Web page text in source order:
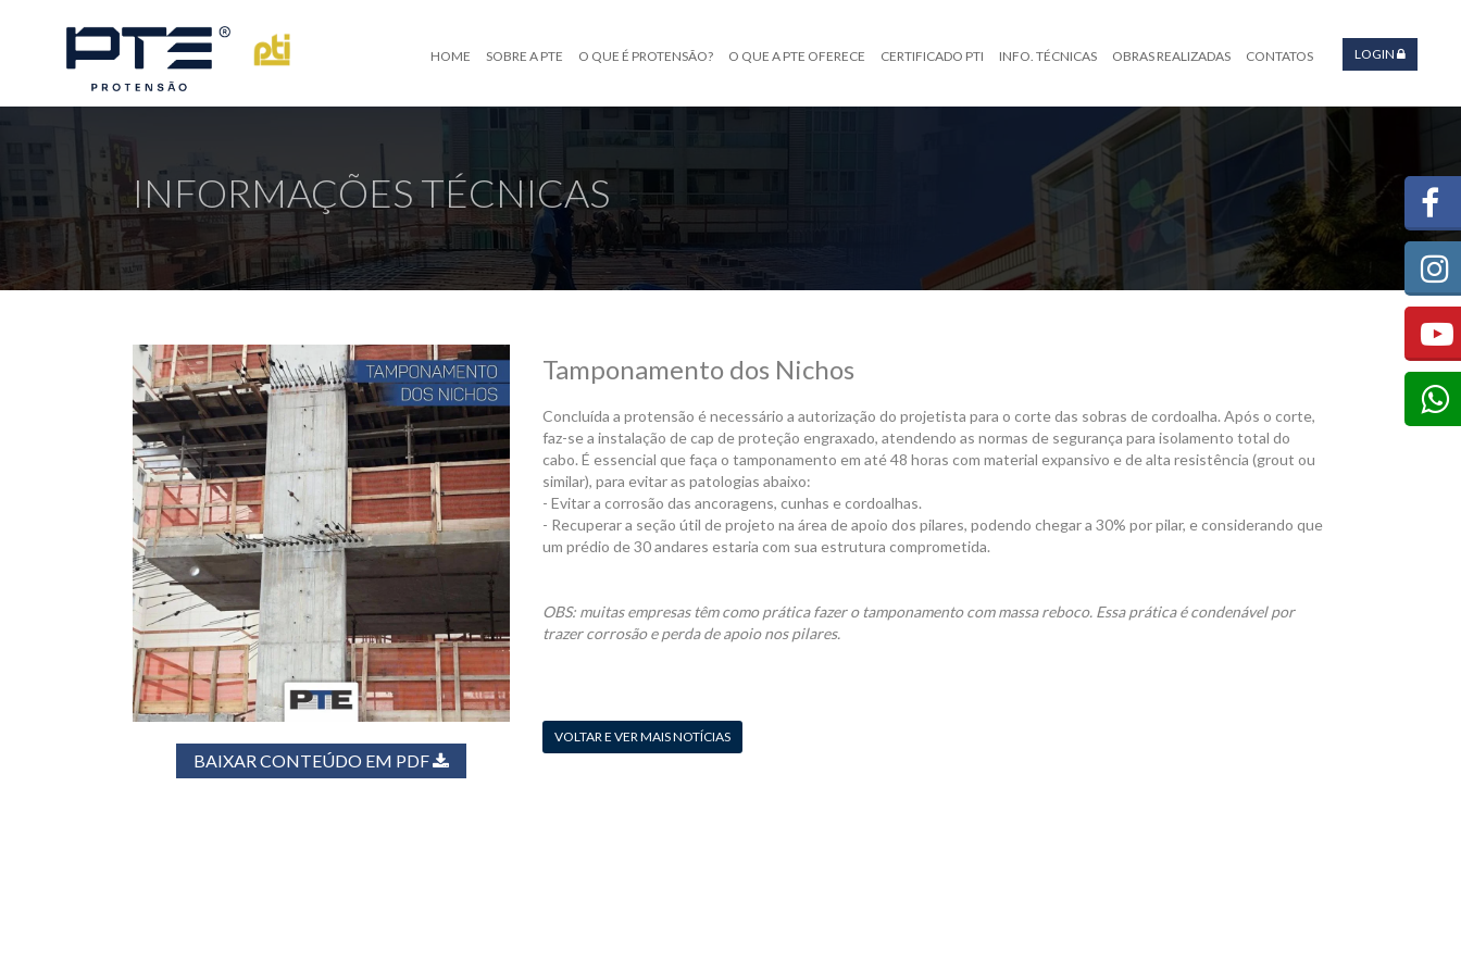
HOME SOBRE A PTE O QUE É PROTENSÃO? O QUE A PTE OFERECE CERTIFICADO PTI INFO. TÉCNICAS OBRAS REALIZADAS CONTATOS LOGIN
INFORMAÇÕES TÉCNICAS
BAIXAR CONTEÚDO EM PDF
Tamponamento dos Nichos
Concluída a protensão é necessário a autorização do projetista para o corte das sobras de cordoalha. Após o corte,
faz-se a instalação de cap de proteção engraxado, atendendo as normas de segurança para isolamento total do
cabo. É essencial que faça o tamponamento em até 48 horas com material expansivo e de alta resistência (grout ou
similar), para evitar as patologias abaixo:
- Evitar a corrosão das ancoragens, cunhas e cordoalhas.
- Recuperar a seção útil de projeto na área de apoio dos pilares, podendo chegar a 30% por pilar, e considerando que
um prédio de 30 andares estaria com sua estrutura comprometida.
OBS: muitas empresas têm como prática fazer o tamponamento com massa reboco. Essa prática é condenável por
trazer corrosão e perda de apoio nos pilares.
VOLTAR E VER MAIS NOTÍCIAS